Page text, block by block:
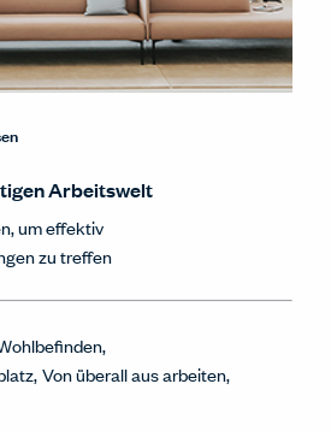
Arbeitswelt
um effektiv
zu treffen
Von überall aus arbeiten